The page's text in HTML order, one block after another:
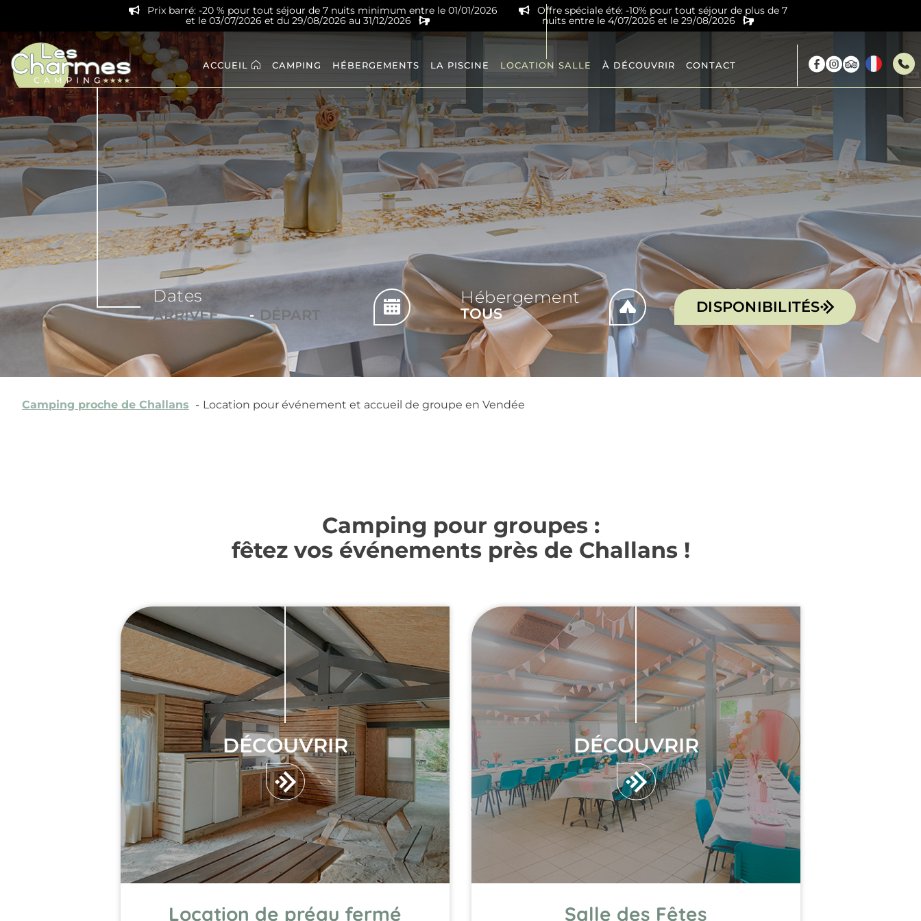
Prix barré: -20 % pour tout séjour de 7 nuits minimum entre le 01/01/2026
et le 03/07/2026 et du 29/08/2026 au 31/12/2026
Offre spéciale été: -10% pour tout séjour de plus de 7
nuits entre le 4/07/2026 et le 29/08/2026
ACCUEIL CAMPING HÉBERGEMENTS LA PISCINE LOCATION SALLE À DÉCOUVRIR CONTACT
Dates
-
Hébergement DISPONIBILITÉS
Camping proche de Challans Location pour événement et accueil de groupe en Vendée
Camping pour groupes:
fêtez vos événements près de Challans !
DÉCOUVRIR
Location de préau fermé
DÉCOUVRIR
Salle des Fêtes